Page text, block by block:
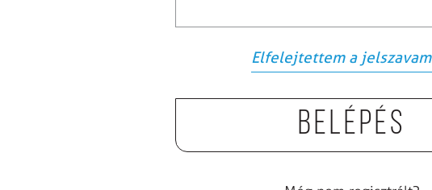
Elfelejtettem a
Belépés